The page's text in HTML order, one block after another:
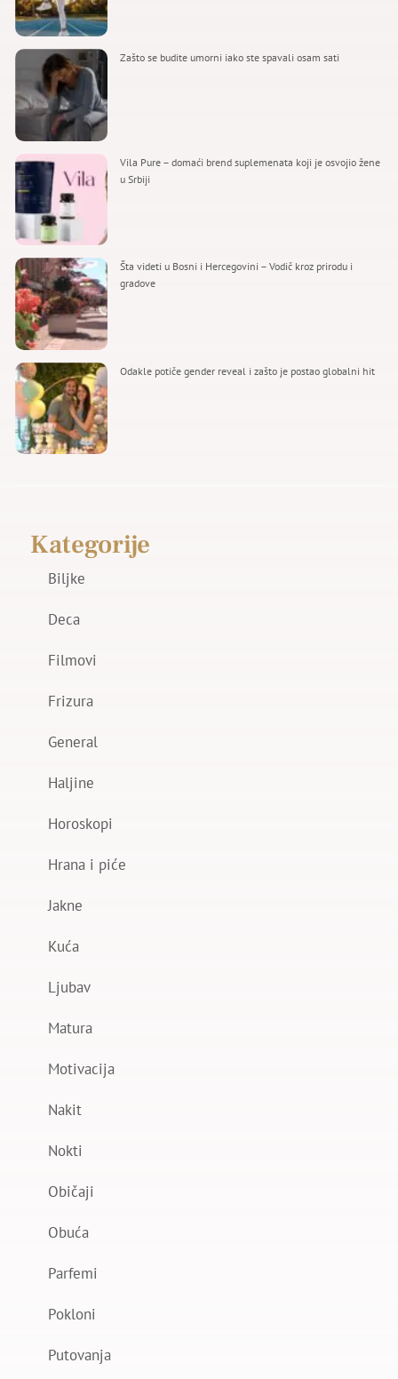
Zašto se budite umorni iako ste spavali osam sati
Vila Pure – domaći brend suplemenata koji je osvojio žene
u Srbiji
Šta videti u Bosni i Hercegovini – Vodič kroz prirodu i
gradove
Odakle potiče gender reveal i zašto je postao globalni hit
Kategorije
Biljke
Deca
Filmovi
Frizura
General
Haljine
Horoskopi
Hrana i piće
Jakne
Kuća
Ljubav
Matura
Motivacija
Nakit
Nokti
Običaji
Obuća
Parfemi
Pokloni
Putovanja